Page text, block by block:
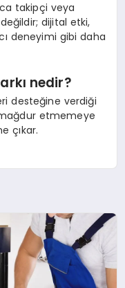
takipçi veya
dijital etki,
deneyimi gibi daha
nedir?
desteğine verdiği
etmemeye
çıkar.